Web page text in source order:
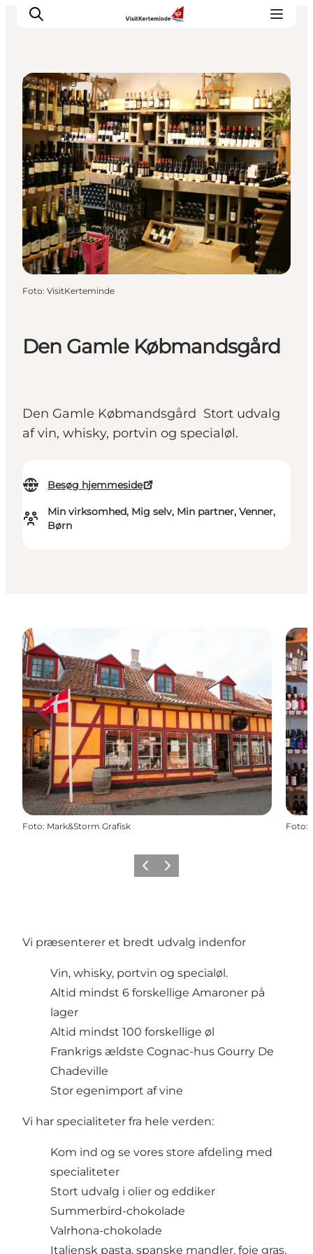
Oplevelser
Aktiviteter
Spis godt
Sov godt
Planlæg din ferie
Det sker
Sommerbus
Den Gamle Købmandsgård
Den Gamle Købmandsgård Stort udvalg
af vin, whisky, portvin og specialøl.
Besøg hjemmeside
Min virksomhed, Mig selv, Min partner, Venner,
Børn
Shopping
Foto: VisitKerteminde
Foto: Mark&Storm Grafisk Foto:
ForrigeNæste
Vi præsenterer et bredt udvalg indenfor
Vin, whisky, portvin og specialøl.
Altid mindst 6 forskellige Amaroner på
lager
Altid mindst 100 forskellige øl
Frankrigs ældste Cognac-hus Gourry De
Chadeville
Stor egenimport af vine
Vi har specialiteter fra hele verden:
Kom ind og se vores store afdeling med
specialiteter
Stort udvalg i olier og eddiker
Summerbird-chokolade
Valrhona-chokolade
Italiensk pasta, spanske mandler, foie gras,